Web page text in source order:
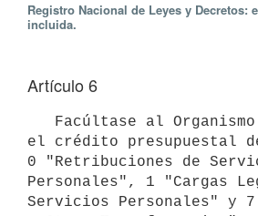
Registro Nacional de Leyes y Decretos:
incluida.
Artículo 6
el crédito presupuestal
0 "Retribuciones de
Personales", 1 "Cargas
Servicios Personales" y